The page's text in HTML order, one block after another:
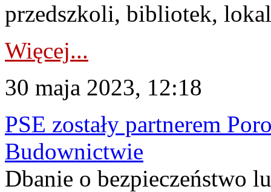
przedszkoli, bibliotek,
Więcej...
30 maja 2023, 12:18
PSE zostały partnerem
Budownictwie
Dbanie o bezpieczeństwo